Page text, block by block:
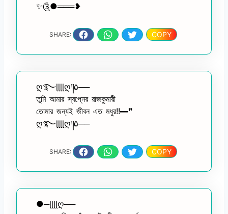
✨༊●═══❥
SHARE: COPY
ღ࿐ɭɭɭɭღ༎۵──
তুমি আমার স্বপ্নের রাজকুমারী
তোমার জন্যই জীবন এত মধুর!!━❞
ღ࿐ɭɭɭɭღ༎۵──
SHARE: COPY
●─ɭɭɭɭღ──